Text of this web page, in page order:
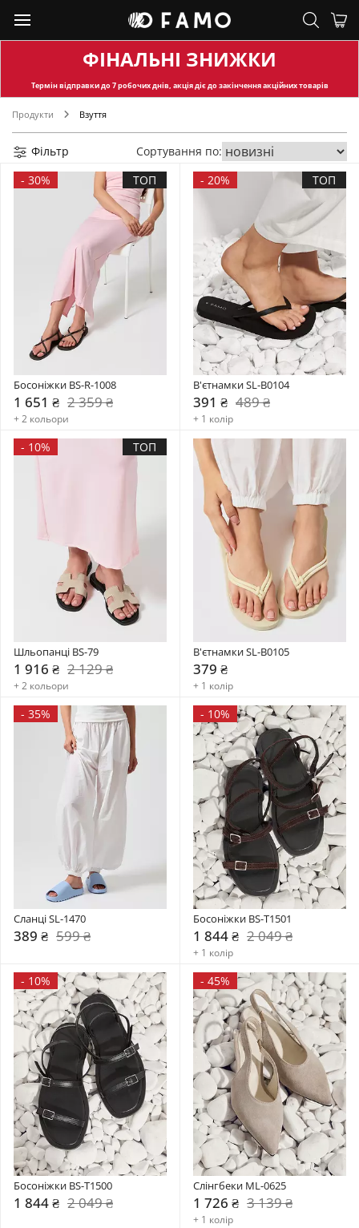
ФІНАЛЬНІ ЗНИЖКИ
Термін відправкидо 7 робочих днів, акція діє до закінчення акційних товарів
Продукти Взуття
Фільтр
Сортування по:
- 30% ТОП
Босоніжки BS-R-1008
1 651 ₴ 2 359 ₴
+ 2 кольори
- 20% ТОП
В'єтнамки SL-B0104
391 ₴ 489 ₴
+ 1 колір
- 10% ТОП
Шльопанці BS-79
1 916 ₴ 2 129 ₴
+ 2 кольори
В'єтнамки SL-B0105
379 ₴
+ 1 колір
- 35%
Сланці SL-1470
389 ₴ 599 ₴
- 10%
Босоніжки BS-T1501
1 844 ₴ 2 049 ₴
+ 1 колір
- 10%
Босоніжки BS-T1500
1 844 ₴ 2 049 ₴
- 45%
Слінгбеки ML-0625
1 726 ₴ 3 139 ₴
+ 1 колір